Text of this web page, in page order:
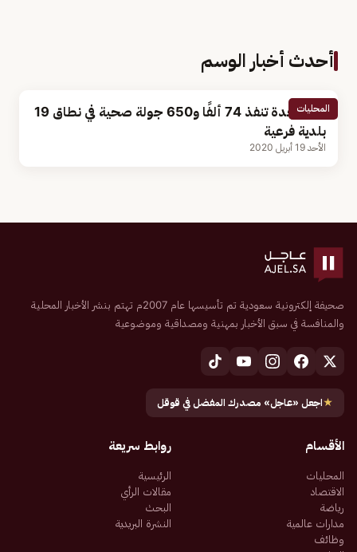
أحدث أخبار الوسم
المحليات
أمانة جدة تنفذ 74 ألفًا و650 جولة صحية في نطاق 19
بلدية فرعية
الأحد 19 أبريل 2020
صحيفة إلكترونية سعودية تم تأسيسها عام 2007م تهتم بنشر الأخبار المحلية
والمنافسة في سبق الأخبار بمهنية ومصداقية وموضوعية
★اجعل «عاجل» مصدرك المفضل في قوقل
الأقسام
المحليات
الاقتصاد
رياضة
مدارات عالمية
وظائف
روابط سريعة
الرئيسية
مقالات الرأي
البحث
النشرة البريدية